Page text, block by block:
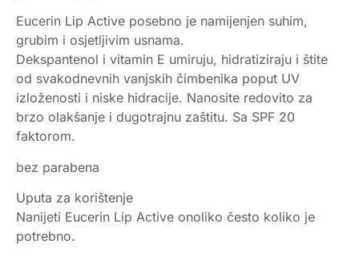
Eucerin Lip Active posebno je namijenjen suhim,
grubim i osjetljivim usnama.
Dekspantenol i vitamin E umiruju, hidratiziraju i štite
od svakodnevnih vanjskih čimbenika poput UV
izloženosti i niske hidracije. Nanosite redovito za
brzo olakšanje i dugotrajnu zaštitu. Sa SPF 20
faktorom.
bez parabena
Uputa za korištenje
Nanijeti Eucerin Lip Active onoliko često koliko je
potrebno.